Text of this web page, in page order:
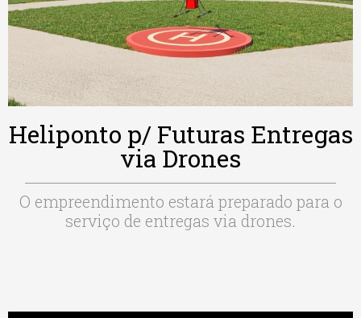
Heliponto p/ Futuras Entregas
via Drones
O empreendimento estará preparado para o
serviço de entregas via drones.